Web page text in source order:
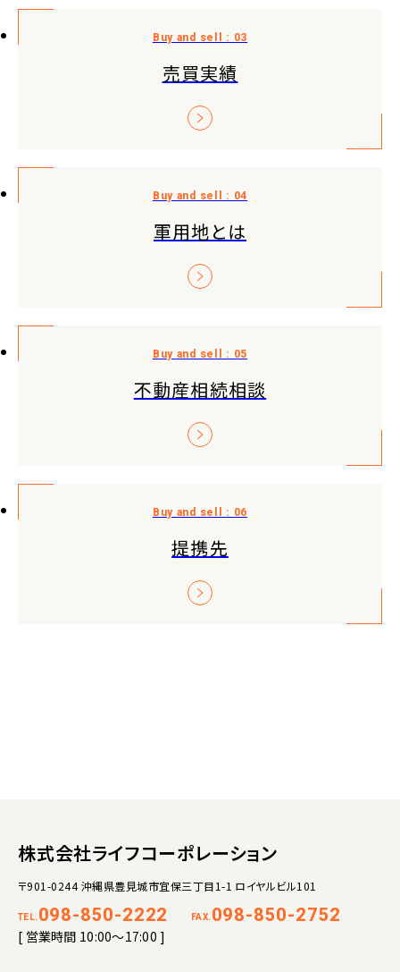
売買実績
軍用地とは
不動産相続相談
提携先
株式会社ライフコーポレーション
〒901-0244 沖縄県豊見城市宜保三丁目1-1 ロイヤルビル101
TEL. 098-850-2222 FAX. 098-850-2752
[ 営業時間 10:00～17:00 ]